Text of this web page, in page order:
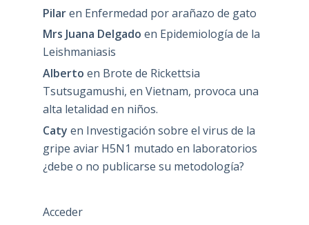
Pilaren Enfermedad por arañazo de gato
Mrs Juana Delgado en Epidemiología de la
Leishmaniasis
Alberto en Brote de Rickettsia
Tsutsugamushi, en Vietnam, provoca una
alta letalidad en niños.
Caty en Investigación sobre el virus de la
gripe aviar H5N1 mutado en laboratorios
¿debe o no publicarse su metodología?
Acceder